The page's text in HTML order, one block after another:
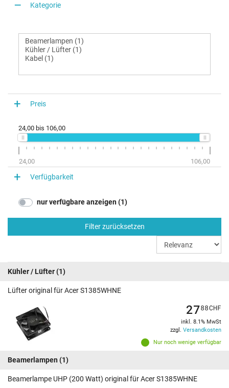
Kategorie
Preis
24,00 bis 106,00
24,00 106,00
Verfügbarkeit
nur verfügbare anzeigen (1)
Filter zurücksetzen
Kühler / Lüfter(1)
Lüfter original für Acer S1385WHNE
Nur noch wenige verfügbar
2788CHF
inkl. 8.1% MwSt
zzgl. Versandkosten
Beamerlampen (1)
Beamerlampe UHP (200 Watt) original für Acer S1385WHNE